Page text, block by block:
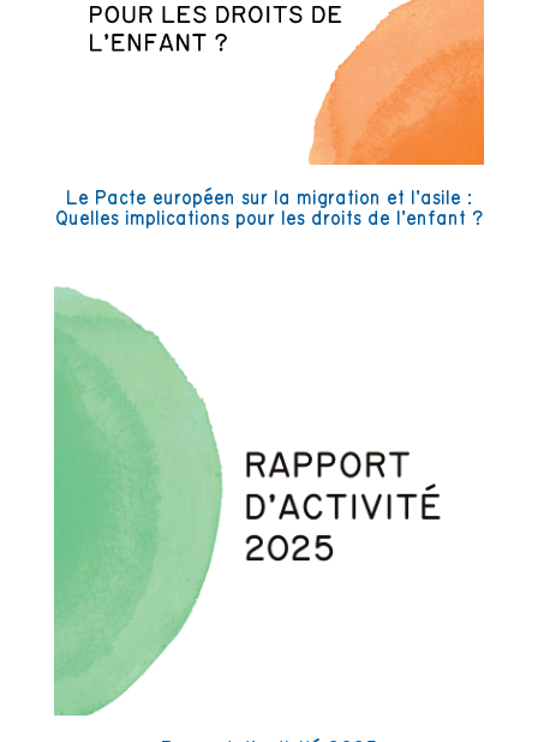
Le Pacte européen sur la migration et l’asile :
Quelles implications pour les droits de l’enfant ?